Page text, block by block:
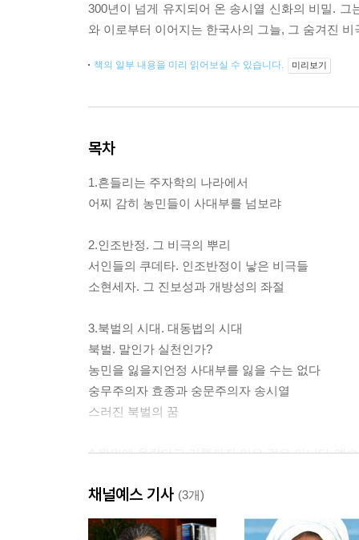
300년이 넘게 유지되어 온 송시열 신화의 비밀.
와 이로부터 이어지는 한국사의 그늘, 그 숨겨진
책의 일부 내용을 미리 읽어보실 수 있습니다. 미리보기
목차
1.흔들리는 주자학의 나라에서
어찌 감히 농민들이 사대부를 넘보랴
2.인조반정. 그 비극의 뿌리
서인들의 쿠데타. 인조반정이 낳은 비극들
소현세자. 그 진보성과 개방성의 좌절
3.북벌의 시대. 대동법의 시대
북벌. 말인가 실천인가?
농민을 잃을지언정 사대부를 잃을 수는 없다
숭무주의자 효종과 숭문주의자 송시열
스러진 북벌의 꿈
4.왕위에 올랐다고 가통까지 이은 것은 아니다-예
적자라는 호칭은 임금에게는 해당되지 않는다
종통과 적통이 어찌 다르랴
어찌 감히 주자와 달리 해석하랴
채널예스 기사 (3개)